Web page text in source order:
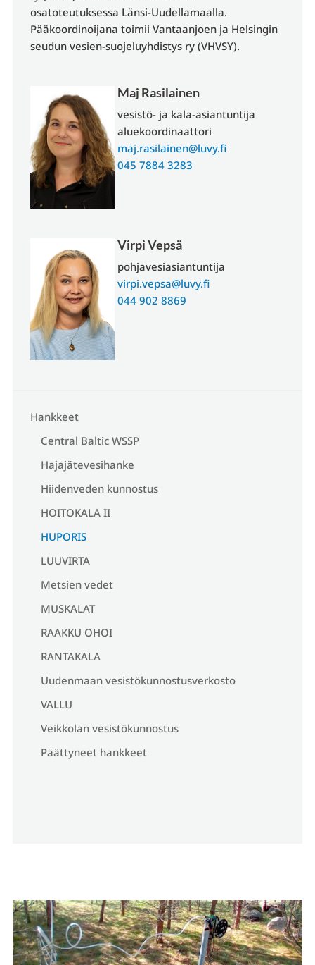
osatoteutuksessa Länsi-Uudellamaalla.
Pääkoordinoijana toimii Vantaanjoen ja Helsingin
seudun vesien-suojeluyhdistys ry (VHVSY).
Maj Rasilainen
vesistö- ja kala-asiantuntija
aluekoordinaattori
maj.rasilainen@luvy.fi
045 7884 3283
Virpi Vepsä
pohjavesiasiantuntija
virpi.vepsa@luvy.fi
044 902 8869
Hankkeet
Central Baltic WSSP
Hajajätevesihanke
Hiidenveden kunnostus
HOITOKALA II
HUPORIS
LUUVIRTA
Metsien vedet
MUSKALAT
RAAKKU OHOI
RANTAKALA
Uudenmaan vesistökunnostusverkosto
VALLU
Veikkolan vesistökunnostus
Päättyneet hankkeet